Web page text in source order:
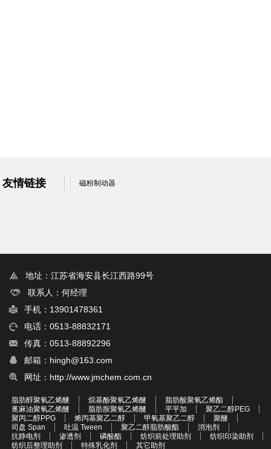
友情链接 磁粉制动器
地址：江苏省海安县长江西路99号
联系人：何经理
手机：13901478361
电话：0513-88832171
传真：0513-88892296
邮箱：hingh@163.com
网址：http://www.jmchem.com.cn
脂肪醇聚氧乙烯醚 烷基酚聚氧乙烯醚
脂肪酸聚氧乙烯酯
蓖麻油聚氧乙烯醚
脂肪胺聚氧乙烯醚 平平加
聚乙二醇PEG
聚丙二醇PPG
烯丙基聚乙二醇 甲氧基聚乙二醇
聚醚
司盘 Span
吐温 Tween 聚乙二醇脂肪酸酯
消泡剂
抗静电剂
渗透剂 磷酸酯 纺织前处理助剂
纺织印染助剂
纺织后整理助剂
特殊乳化剂 其它助剂